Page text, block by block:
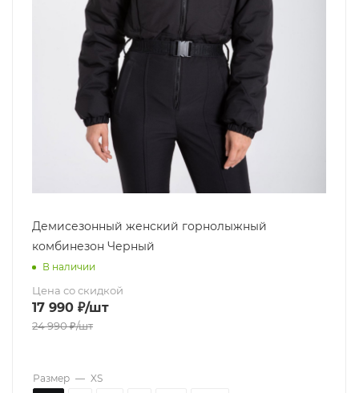
Демисезонный женский горнолыжный
комбинезон Черный
В наличии
Цена со скидкой
17 990 ₽/шт
24 990₽/шт
Размер — XS